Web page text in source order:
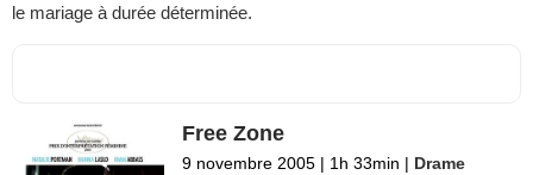
le mariage à durée déterminée.
Free Zone
9 novembre 2005 | 1h 33min | Drame